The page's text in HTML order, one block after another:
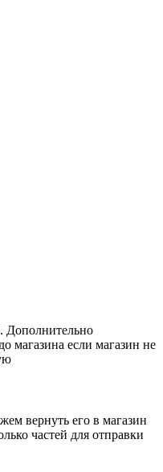
Дополнительно
магазина если магазин не
вернуть его в магазин
частей для отправки